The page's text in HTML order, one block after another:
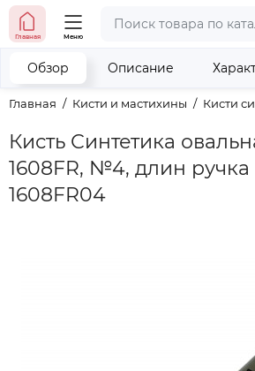
тел.
Главная Меню
Главная Кисти и мастихины Кисти
Кисть Синтетика
1608FR, №4, длин ручка
1608FR04
Обзор Описание